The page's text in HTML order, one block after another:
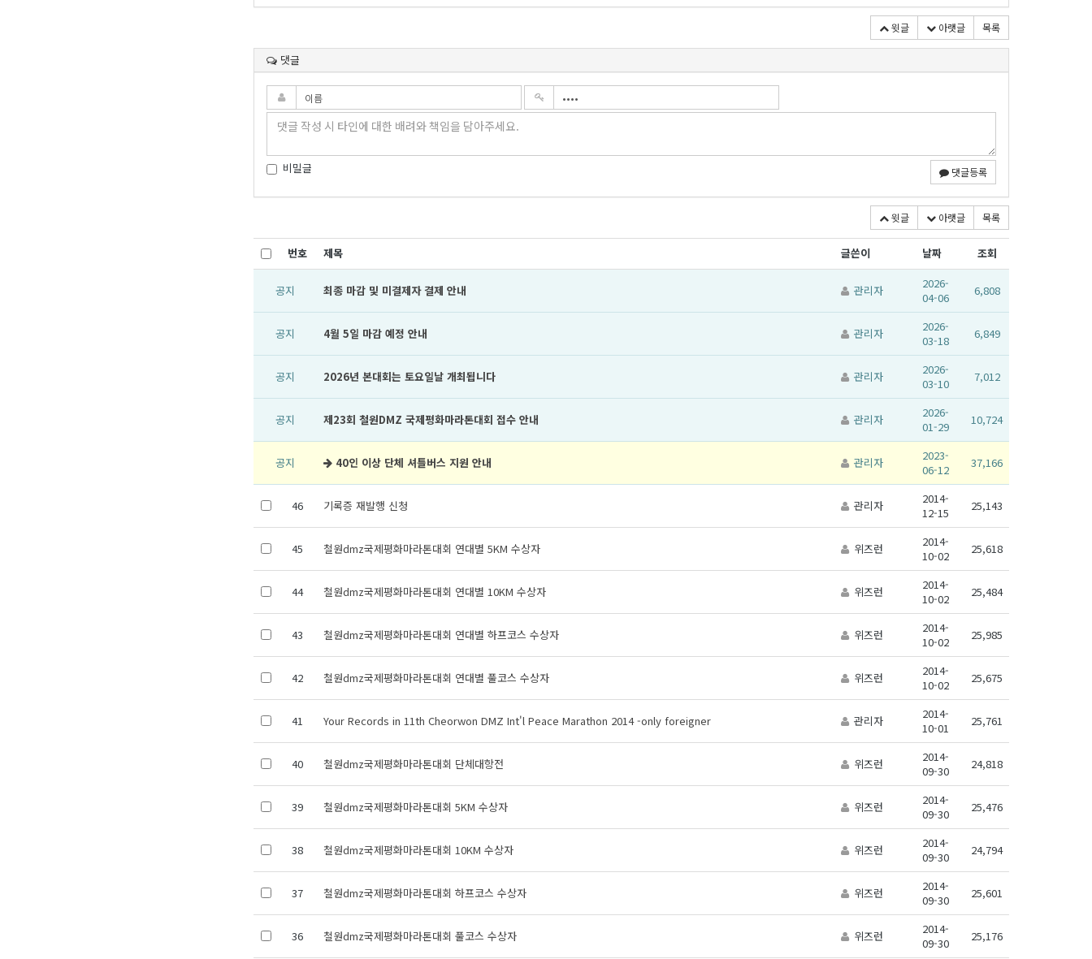
윗글 아랫글 목록
댓글
비밀글 댓글등록
윗글 아랫글 목록
번호 제목 글쓴이 날짜 조회
공지 최종 마감 및 미결제자 결제 안내 관리자
2026-
04-06
6,808
공지 4월 5일 마감 예정 안내 관리자
2026-
03-18
6,849
공지 2026년 본대회는 토요일날 개최됩니다 관리자
2026-
03-10
7,012
공지 제23회 철원DMZ 국제평화마라톤대회 접수 안내 관리자
2026-
01-29
10,724
공지 40인 이상 단체 셔틀버스 지원 안내 관리자
2023-
06-12
37,166
46 기록증 재발행 신청 관리자
2014-
12-15
25,143
45 철원dmz국제평화마라톤대회 연대별 5KM 수상자 위즈런
2014-
10-02
25,618
44 철원dmz국제평화마라톤대회 연대별 10KM 수상자 위즈런
2014-
10-02
25,484
43 철원dmz국제평화마라톤대회 연대별 하프코스 수상자 위즈런
2014-
10-02
25,985
42 철원dmz국제평화마라톤대회 연대별 풀코스 수상자 위즈런
2014-
10-02
25,675
41 Your Records in 11th Cheorwon DMZ Int'l Peace Marathon 2014 -only foreigner 관리자
2014-
10-01
25,761
40 철원dmz국제평화마라톤대회 단체대항전 위즈런
2014-
09-30
24,818
39 철원dmz국제평화마라톤대회 5KM 수상자 위즈런
2014-
09-30
25,476
38 철원dmz국제평화마라톤대회 10KM 수상자 위즈런
2014-
09-30
24,794
37 철원dmz국제평화마라톤대회 하프코스 수상자 위즈런
2014-
09-30
25,601
36 철원dmz국제평화마라톤대회 풀코스 수상자 위즈런
2014-
09-30
25,176